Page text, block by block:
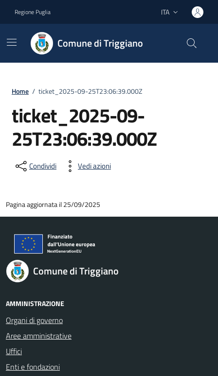
Regione Puglia Lingua attiva:
ITA
Comune di Triggiano
Home / ticket_2025-09-25T23:06:39.000Z
ticket_2025-09-
25T23:06:39.000Z
Condividi Vedi azioni
Pagina aggiornata il 25/09/2025
Comune di Triggiano
AMMINISTRAZIONE
Organi di governo
Aree amministrative
Uffici
Enti e fondazioni